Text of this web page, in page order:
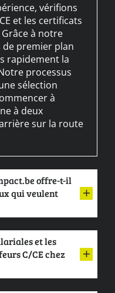
vérifions
et les certificats
à notre
de premier plan
rapidement la
processus
sélection
à
à deux
sur la route
offre-t-il
qui veulent
et les
C/CE chez